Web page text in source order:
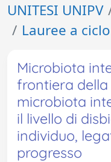
UNITESI UNIPV
Lauree a
Microbiota
frontiera della
microbiota
il livello di
individuo,
progresso